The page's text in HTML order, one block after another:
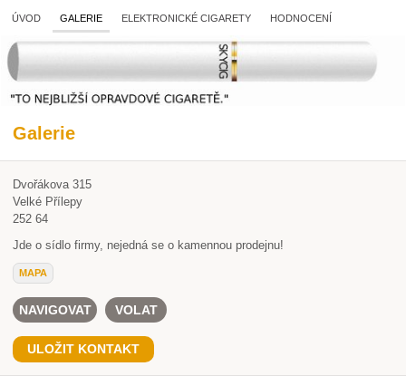
ÚVOD GALERIE ELEKTRONICKÉ CIGARETY HODNOCENÍ
Galerie
Dvořákova 315
Velké Přílepy
252 64
Jde o sídlo firmy, nejedná se o kamennou prodejnu!
MAPA
NAVIGOVAT VOLAT
ULOŽIT KONTAKT